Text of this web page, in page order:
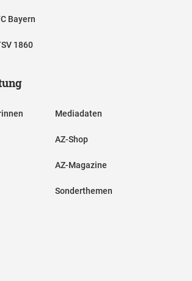
Bayern
1860
Mediadaten
AZ-Shop
AZ-Magazine
Sonderthemen